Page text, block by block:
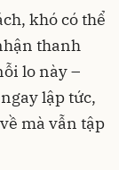
khó có thể
thanh
lo này –
lập tức,
mà vẫn tập